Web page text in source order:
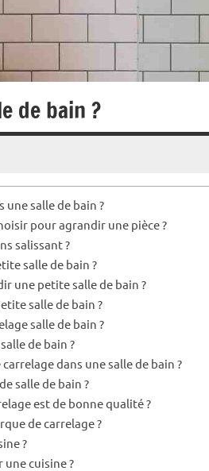
de bain ?
une salle de bain ?
pour agrandir une pièce ?
salissant ?
salle de bain ?
une petite salle de bain ?
salle de bain ?
salle de bain ?
de bain ?
dans une salle de bain ?
salle de bain ?
est de bonne qualité ?
de carrelage ?
?
cuisine ?